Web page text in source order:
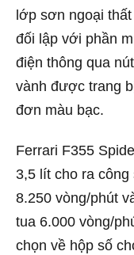
lớp sơn ngoại
đối lập với phần
điện thông qua
vành được trang
đơn màu bạc.
Ferrari F355
3,5 lít cho ra
8.250 vòng/phút
tua 6.000 vòng/
chọn về hộp số